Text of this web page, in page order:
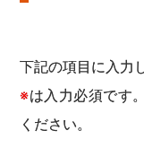
下記の項目に入力
※は入力必須です
ください。